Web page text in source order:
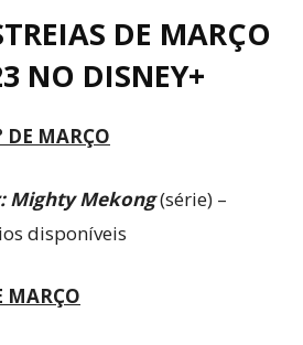
DE MARÇO
NO DISNEY+
DE MARÇO
Mighty Mekong(série) –
disponíveis
MARÇO